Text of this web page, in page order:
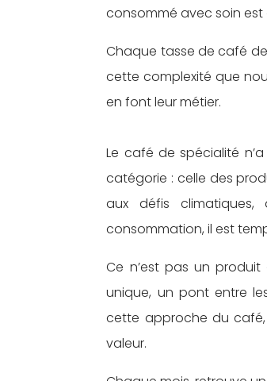
consommé avec soin est
Chaque tasse de café
cette complexité que
en font leur métier.
Le café de spécialité
catégorie : celle des
aux défis
consommation, il est
Ce n’est pas un produit
unique, un pont entre
cette approche du
valeur.